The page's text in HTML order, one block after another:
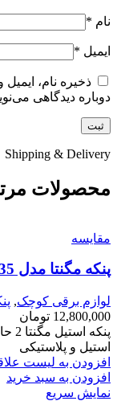
نام *
ایمیل *
ذخیره نام،
دوباره دیدگاهی
Shipping & Delivery
محصولات
مقایسه
پنکه مگنتا مدل MG-F35
لوازم برقی کوچک,
12,800,000 تومان
استیل و پلاستیکی
افزودن به لیست
افزودن به سبد خرید
نمایش سریع